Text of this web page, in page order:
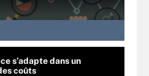
s’adapte dans un
coûts